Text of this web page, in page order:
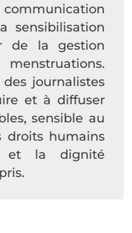
sensibilisation
de la gestion
journalistes
et à diffuser
sensible au
droits humains
et la dignité